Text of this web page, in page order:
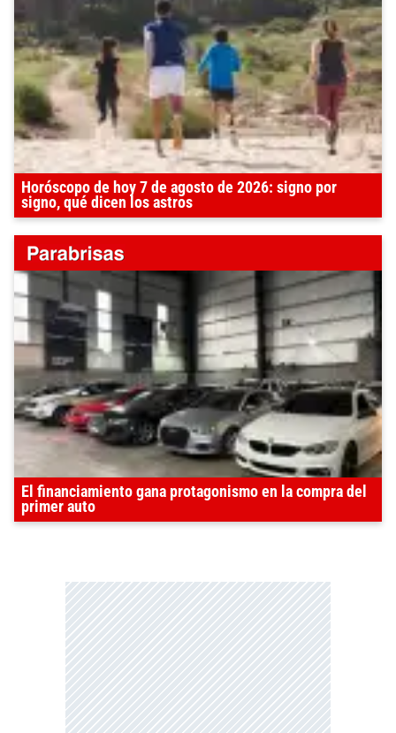
Horóscopo de hoy 7 de agosto de 2026: signo por
signo, qué dicen los astros
El financiamiento gana protagonismo en la compra del
primer auto